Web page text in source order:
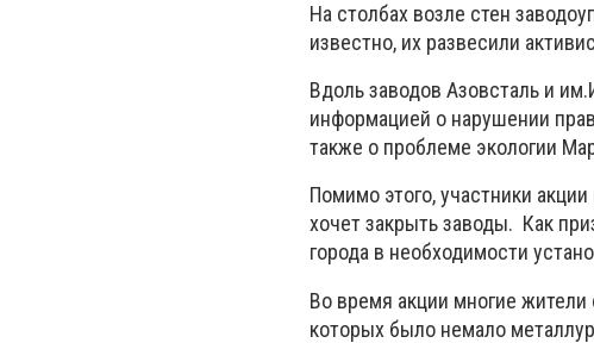
На столбах возле стен
известно, их развесили
Вдоль заводов Азовсталь и
информацией о нарушении
также о проблеме экологии
Помимо этого, участники
хочет закрыть заводы. Как
города в необходимости
Во время акции многие
которых было немало